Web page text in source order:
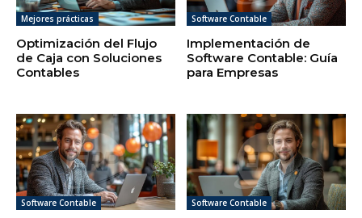
Mejores prácticas
Optimización del Flujo
de Caja con Soluciones
Contables
Software Contable
Implementación de
Software Contable: Guía
para Empresas
Software Contable Software Contable